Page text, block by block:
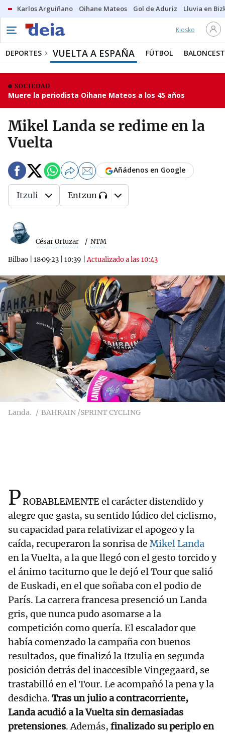
Karlos Arguiñano Oihane Mateos Gol de Aduriz Lluvia en
Kiosko
DEPORTES VUELTA A ESPAÑA FÚTBOL
SOCIEDAD
Muere la periodista Oihane Mateos a los 45 años
Mikel Landa se redime en la
Vuelta
César Ortuzar NTM
Bilbao 18·09·23 10:39 |Actualizado a las 10:43
Añádenos en Google
Itzuli Entzun
Landa. BAHRAIN /SPRINT CYCLING
PROBABLEMENTE el carácter distendido y
alegre que gasta, su sentido lúdico del ciclismo,
su capacidad para relativizar el apogeo y la
caída, recuperaron la sonrisa de Mikel Landa
en la Vuelta, a la que llegó con el gesto torcido y
el ánimo taciturno que le dejó el Tour que salió
de Euskadi, en el que soñaba con el podio de
París. La carrera francesa presenció un Landa
gris, que nunca pudo asomarse a la
competición como quería. El escalador que
había comenzado la campaña con buenos
resultados, que finalizó la Itzulia en segunda
posición detrás del inaccesible Vingegaard, se
trastabilló en el Tour. Le acompañó la pena y la
desdicha. Tras un julio a contracorriente,
Landa acudió a la Vuelta sin demasiadas
pretensiones. Además, finalizado su periplo en